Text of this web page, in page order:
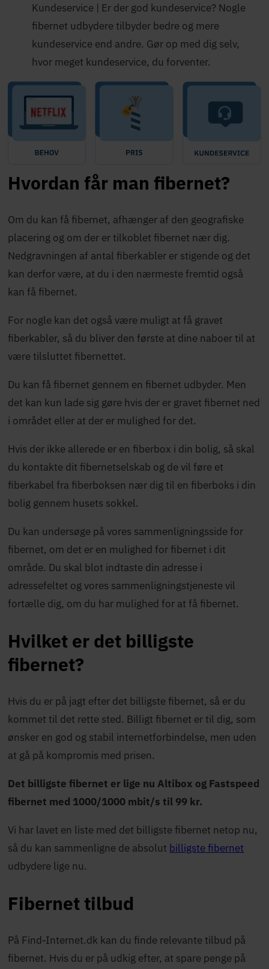
Kundeservice | Er der god kundeservice? Nogle
fibernet udbydere tilbyder bedre og mere
kundeservice end andre. Gør op med dig selv,
hvor meget kundeservice, du forventer.
Hvordan får man fibernet?
Om du kan få fibernet, afhænger af den geografiske
placering og om der er tilkoblet fibernet nær dig.
Nedgravningen af antal fiberkabler er stigende og det
kan derfor være, at du i den nærmeste fremtid også
kan få fibernet.
For nogle kan det også være muligt at få gravet
fiberkabler, så du bliver den første at dine naboer til at
være tilsluttet fibernettet.
Du kan få fibernet gennem en fibernet udbyder. Men
det kan kun lade sig gøre hvis der er gravet fibernet ned
i området eller at der er mulighed for det.
Hvis der ikke allerede er en fiberbox i din bolig, så skal
du kontakte dit fibernetselskab og de vil føre et
fiberkabel fra fiberboksen nær dig til en fiberboks i din
bolig gennem husets sokkel.
Du kan undersøge på vores sammenligningsside for
fibernet, om det er en mulighed for fibernet i dit
område. Du skal blot indtaste din adresse i
adressefeltet og vores sammenligningstjeneste vil
fortælle dig, om du har mulighed for at få fibernet.
Hvilket er det billigste
fibernet?
Hvis du er på jagt efter det billigste fibernet, så er du
kommet til det rette sted. Billigt fibernet er til dig, som
ønsker en god og stabil internetforbindelse, men uden
at gå på kompromis med prisen.
Det billigste fibernet er lige nu Altibox og Fastspeed
fibernet med 1000/1000 mbit/s til 99 kr.
Vi har lavet en liste med det billigste fibernet netop nu,
så du kan sammenligne de absolut billigste fibernet
udbydere lige nu.
Fibernet tilbud
På Find-Internet.dk kan du finde relevante tilbud på
fibernet. Hvis du er på udkig efter, at spare penge på